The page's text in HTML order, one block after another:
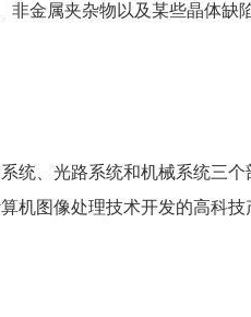
非金属夹杂物以及某些晶体缺
统、光路系统和机械系统三
机图像处理技术开发的高科